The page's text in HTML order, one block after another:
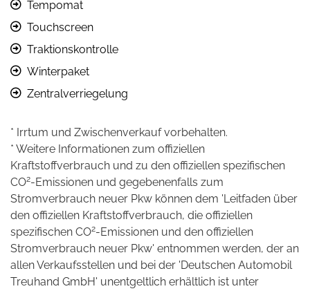
Tempomat
Touchscreen
Traktionskontrolle
Winterpaket
Zentralverriegelung
* Irrtum und Zwischenverkauf vorbehalten.
* Weitere Informationen zum offiziellen
Kraftstoffverbrauch und zu den offiziellen spezifischen
CO2-Emissionen und gegebenenfalls zum
Stromverbrauch neuer Pkw können dem 'Leitfaden über
den offiziellen Kraftstoffverbrauch, die offiziellen
spezifischen CO2-Emissionen und den offiziellen
Stromverbrauch neuer Pkw' entnommen werden, der an
allen Verkaufsstellen und bei der 'Deutschen Automobil
Treuhand GmbH' unentgeltlich erhältlich ist unter